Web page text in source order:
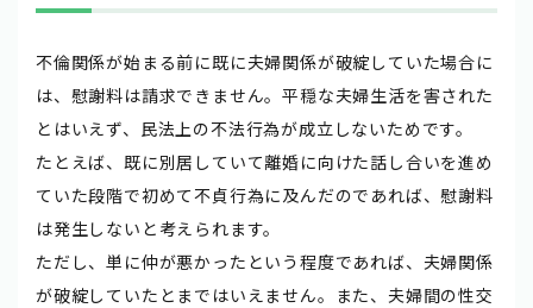
不倫関係が始まる前に既に夫婦関係が破綻していた場合に
は、慰謝料は請求できません。平穏な夫婦生活を害された
とはいえず、民法上の不法行為が成立しないためです。
たとえば、既に別居していて離婚に向けた話し合いを進め
ていた段階で初めて不貞行為に及んだのであれば、慰謝料
は発生しないと考えられます。
ただし、単に仲が悪かったという程度であれば、夫婦関係
が破綻していたとまではいえません。また、夫婦間の性交